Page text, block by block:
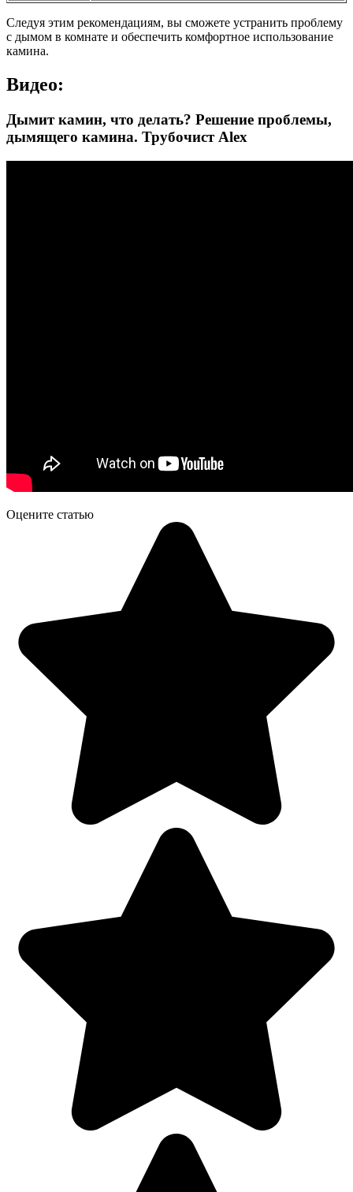
Следуя этим рекомендациям, вы сможете устранить проблему
с дымом в комнате и обеспечить комфортное использование
камина.
Видео:
Дымит камин, что делать? Решение проблемы,
дымящего камина. Трубочист Alex
Оцените статью